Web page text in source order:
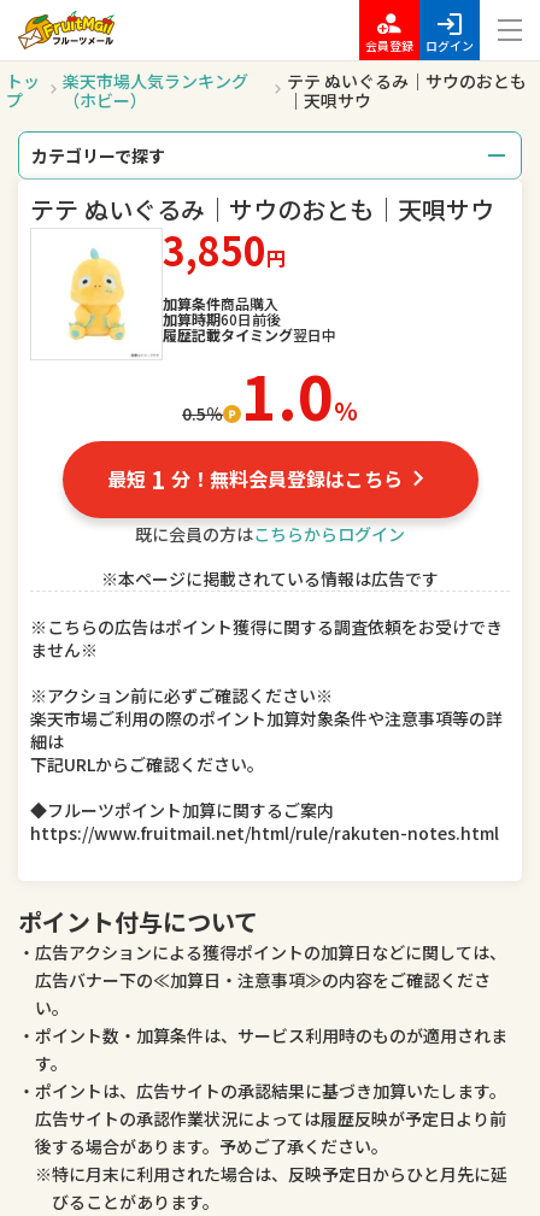
会員登録 ログイン
トッ
プ
楽天市場人気ランキング
（ホビー）
テテ ぬいぐるみ｜サウのおとも
｜天唄サウ
カテゴリーで探す
総合 レディースファッション
メンズファッション インナー・下着・ナイトウェア
バッグ・小物・ブランド雑貨
ジュエリー・アクセサリー
おもちゃ
スポーツ・アウトドア 家電
TV・オーディオ・カメラ パソコン・周辺機器
スマートフォン・タブレット 食品
スイーツ・お菓子
ビール・洋酒 日本酒・焼酎
インテリア・寝具・収納
キッチン用品・食器・調理器具 本・雑誌・コミック
楽器・音響機器
美容・コスメ・香水 ダイエット・健康
医薬品・コンタクト・介護 ペット・ペットグッズ
テテ ぬいぐるみ｜サウのおとも｜天唄サウ
3,850円
加算条件商品購入
加算時期60日前後
履歴記載タイミング翌日中
0.5％ 1.0％
最短 1 分！無料会員登録はこちら
既に会員の方はこちらからログイン
※本ページに掲載されている情報は広告です
※こちらの広告はポイント獲得に関する調査依頼をお受けでき
ません※
※アクション前に必ずご確認ください※
楽天市場ご利用の際のポイント加算対象条件や注意事項等の詳
細は
下記URLからご確認ください。
◆フルーツポイント加算に関するご案内
https://www.fruitmail.net/html/rule/rakuten-notes.html
ポイント付与について
広告アクションによる獲得ポイントの加算日などに関しては、
広告バナー下の≪加算日・注意事項≫の内容をご確認くださ
い。
ポイント数・加算条件は、サービス利用時のものが適用されま
す。
ポイントは、広告サイトの承認結果に基づき加算いたします。
広告サイトの承認作業状況によっては履歴反映が予定日より前
後する場合があります。予めご了承ください。
特に月末に利用された場合は、反映予定日からひと月先に延
びることがあります。